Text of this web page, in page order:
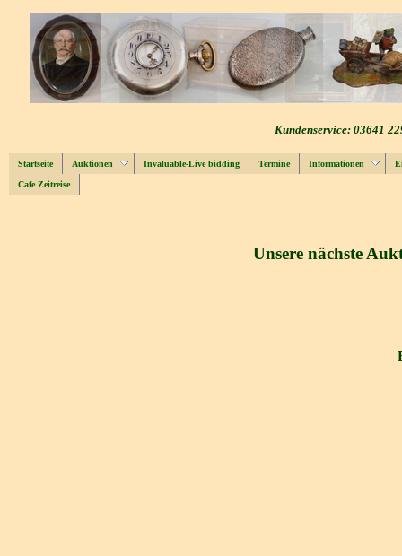
Kundenservice: 03641
Startseite Auktionen Invaluable-Live bidding Termine Informationen
Cafe Zeitreise
Unsere nächste